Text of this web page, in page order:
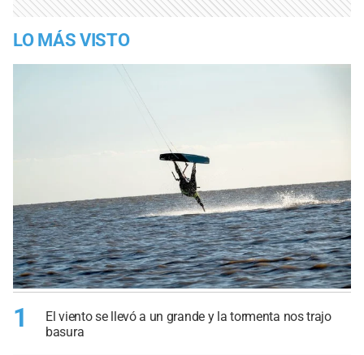
LO MÁS VISTO
1
El viento se llevó a un grande y la tormenta nos trajo
basura